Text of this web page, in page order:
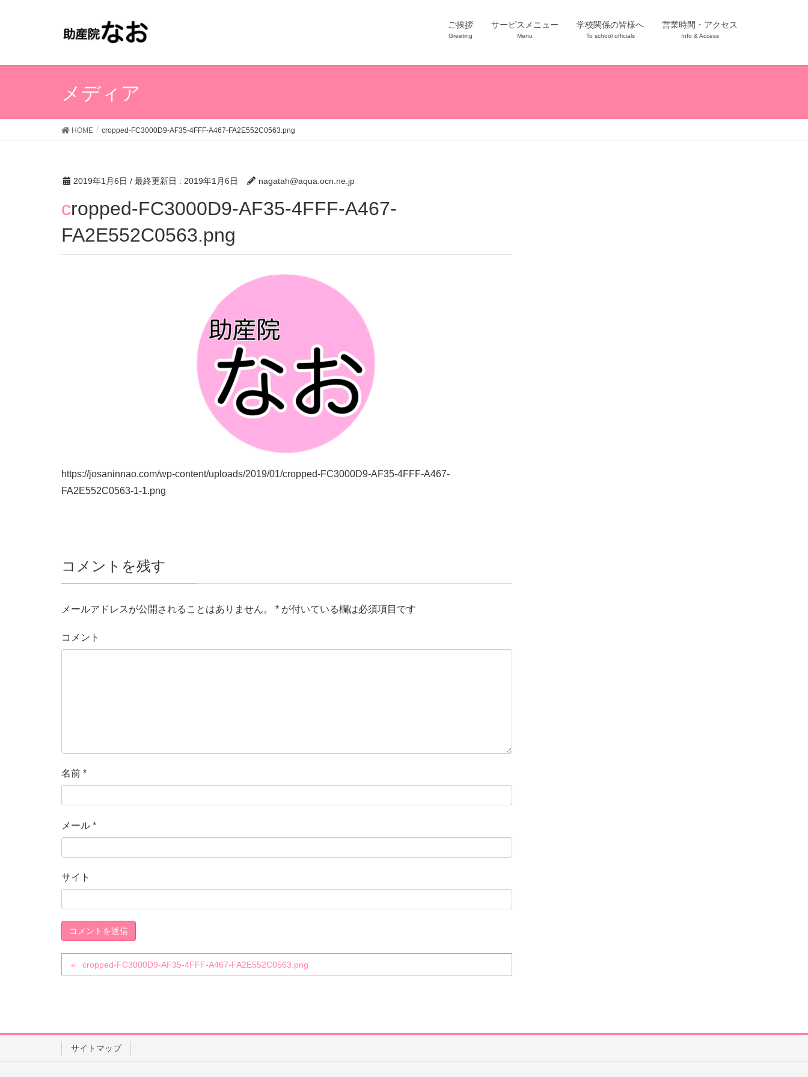
ご挨拶
Greeting
サービスメニュー
Menu
学校関係の皆様へ
To school officials
営業時間・アクセス
Info & Access
メディア
HOME cropped-FC3000D9-AF35-4FFF-A467-FA2E552C0563.png
2019年1月6日 / 最終更新日 : 2019年1月6日 nagatah@aqua.ocn.ne.jp
cropped-FC3000D9-AF35-4FFF-A467-
FA2E552C0563.png
https://josaninnao.com/wp-content/uploads/2019/01/cropped-FC3000D9-AF35-4FFF-A467-
FA2E552C0563-1-1.png
コメントを残す
メールアドレスが公開されることはありません。 * が付いている欄は必須項目です
コメント
名前 *
メール *
サイト
cropped-FC3000D9-AF35-4FFF-A467-FA2E552C0563.png
サイトマップ